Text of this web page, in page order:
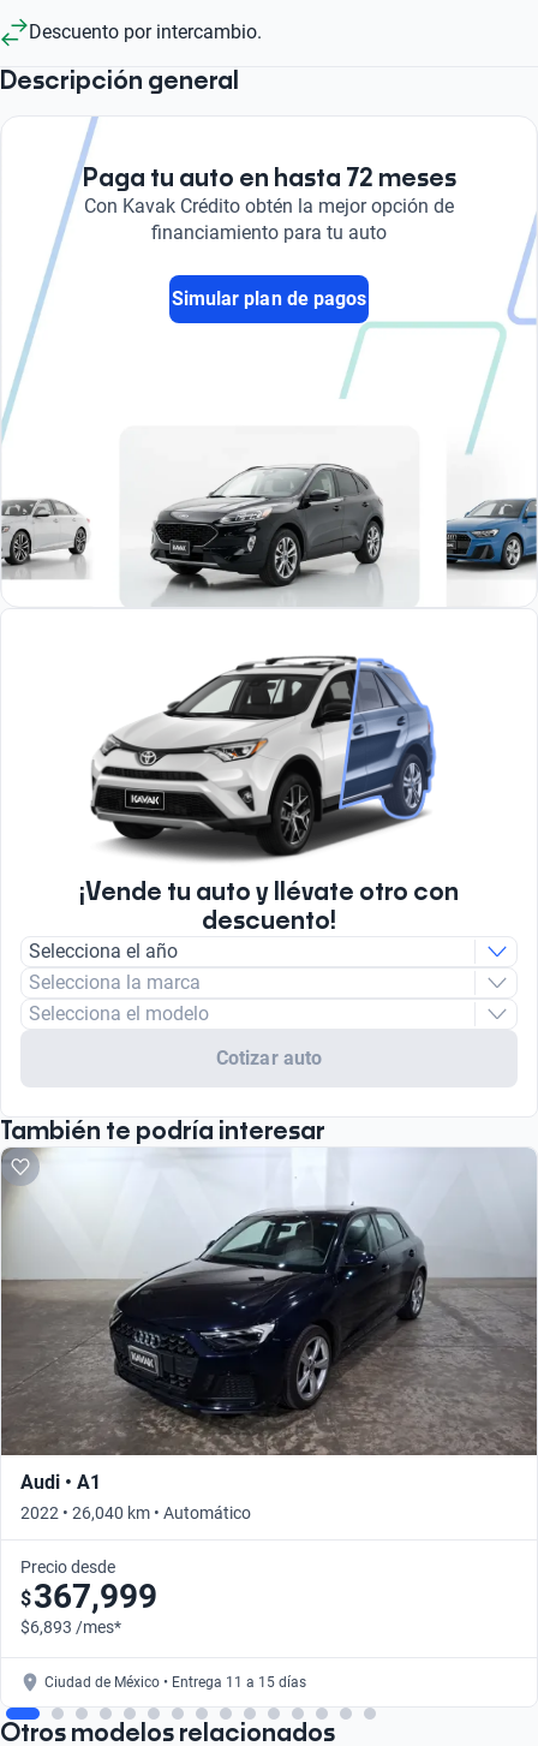
Descuento por intercambio.
Descripción general
Paga tu auto en hasta 72 meses
Con Kavak Crédito obtén la mejor opción de
financiamiento para tu auto
Simular plan de pagos
¡Vende tu auto y llévate otro con
descuento!
Selecciona el año
Selecciona la marca
Selecciona el modelo
Cotizar auto
También te podría interesar
Audi • A1
2022 • 26,040 km • Automático
Precio desde
$367,999
$6,893 /mes*
Ciudad de México • Entrega 11 a 15 días
Otros modelos relacionados